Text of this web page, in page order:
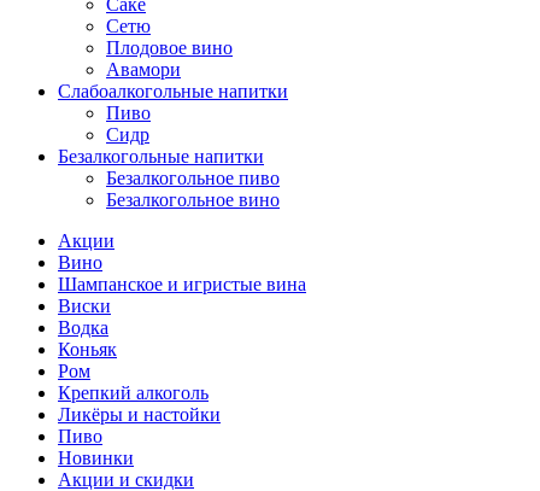
Саке
Сетю
Плодовое вино
Авамори
Слабоалкогольные напитки
Пиво
Сидр
Безалкогольные напитки
Безалкогольное пиво
Безалкогольное вино
Акции
Вино
Шампанское и игристые вина
Виски
Водка
Коньяк
Ром
Крепкий алкоголь
Ликёры и настойки
Пиво
Новинки
Акции и скидки